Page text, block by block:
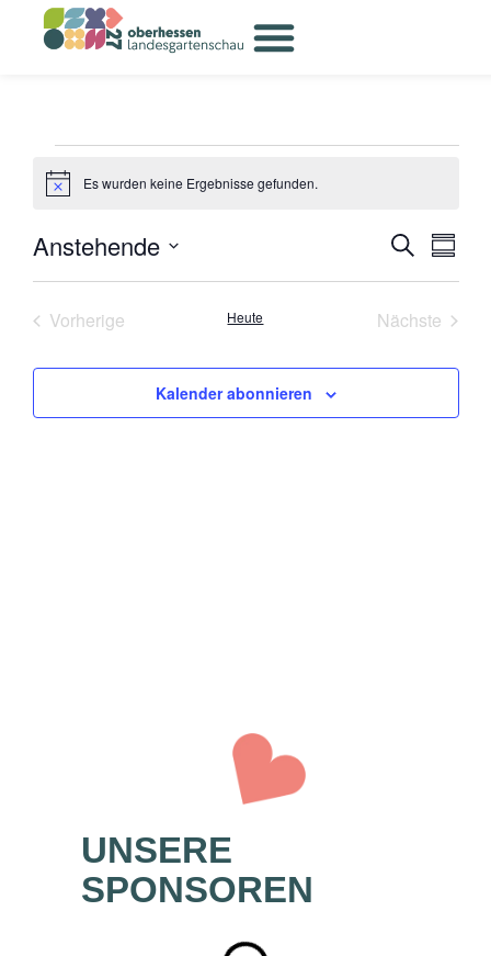
springen
HinweisEs wurden keine Ergebnisse gefunden.
Suche
Anstehende
VorherigeVeranstaltungen
Heute Nächste
Kalender abonnieren
UNSERE
SPONSOREN